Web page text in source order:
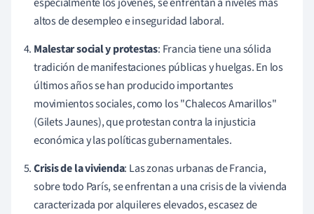
altos de desempleo e inseguridad laboral.
Malestar social y protestas: Francia tiene una sólida
tradición de manifestaciones públicas y huelgas. En los
últimos años se han producido importantes
movimientos sociales, como los "Chalecos Amarillos"
(Gilets Jaunes), que protestan contra la injusticia
económica y las políticas gubernamentales.
Crisis de la vivienda: Las zonas urbanas de Francia,
sobre todo París, se enfrentan a una crisis de la vivienda
caracterizada por alquileres elevados, escasez de